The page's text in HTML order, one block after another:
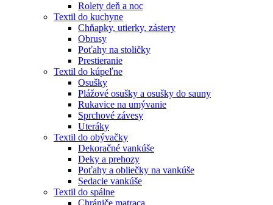
Rolety deň a noc
Textil do kuchyne
Chňapky, utierky, zástery
Obrusy
Poťahy na stoličky
Prestieranie
Textil do kúpeľne
Osušky
Plážové osušky a osušky do sauny
Rukavice na umývanie
Sprchové závesy
Uteráky
Textil do obývačky
Dekoračné vankúše
Deky a prehozy
Poťahy a obliečky na vankúše
Sedacie vankúše
Textil do spálne
Chrániče matraca